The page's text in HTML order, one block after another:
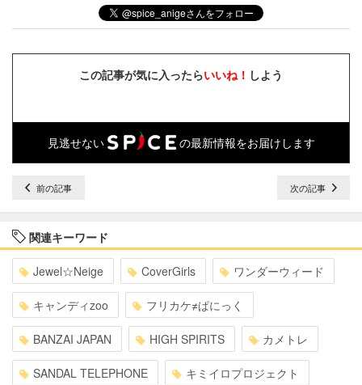
この記事が気に入ったらいいね！ しよう
見逃せない の最新情報をお届けします
前の記事 次の記事
関連キーワード
Jewel☆Neige CoverGirls ワンダーウィード
キャンディzoo フリカケ≠ぱにっく
BANZAI JAPAN HIGH SPIRITS カメトレ
SANDAL TELEPHONE キミイロプロジェクト